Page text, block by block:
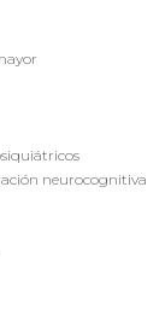
neurocognitiva